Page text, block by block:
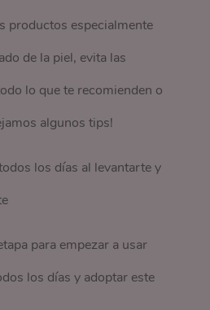
productos especialmente
de la piel, evita las
lo que te recomienden o
algunos tips!
los días al levantarte y
para empezar a usar
los días y adoptar este